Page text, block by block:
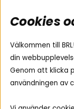
Områden
Billjud
Hemmaljud
Medarbetare
Vad passar i
Yamaha
Ljud till A-
Cookies
Välkommen till
din
Genom att klicka
användningen av